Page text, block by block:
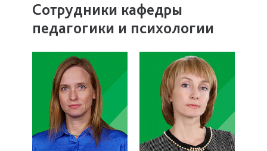
Сотрудники кафедры
педагогики и психологии